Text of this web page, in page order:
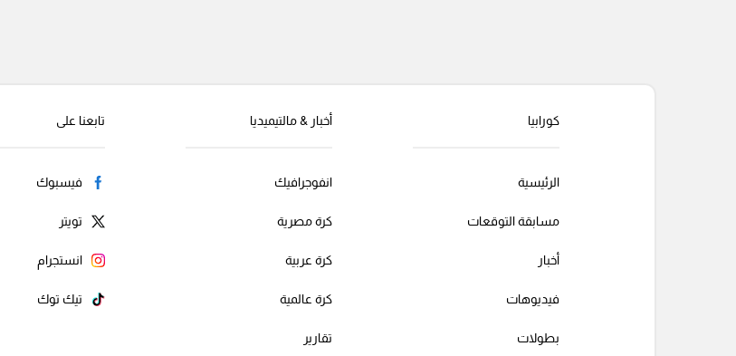
كورابيا
الرئيسية
مسابقة التوقعات
أخبار
فيديوهات
بطولات
أخبار & مالتيميديا
انفوجرافيك
كرة مصرية
كرة عربية
كرة عالمية
تقارير
تابعنا على
فيسبوك
تويتر
انستجرام
تيك توك